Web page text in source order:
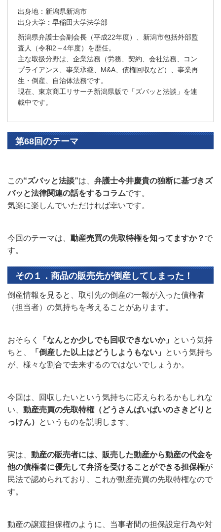
出身地：新潟県新潟市
出身大学：早稲田大学法学部
新潟県弁護士会副会長（平成22年度）、新潟市包括外部監
査人（令和2～4年度）を歴任。
主な取扱分野は、企業法務（労務、契約、会社法務、コン
プライアンス、事業承継、M&A、債権回収など）、事業再
生・倒産、自治体法務です。
現在、東京商工リサーチ新潟県版で「ズバッと法談」を連
載中です。
第68回のテーマ
この“ズバッと法談”は、 弁護士今井慶貴の独断に基づきズ
バッと法律関連の話をするコラムです。
気楽に楽しんでいただければ幸いです。
今回のテーマは、 動産売買の先取特権を知ってますか？ で
す。
その１．商品の販売先が倒産してしまった！
倒産情報を見ると、取引先の倒産の一報が入った債権者
（担当者）の気持ちを考えることがあります。
おそらく 「なんとか少しでも回収できないか」
という気持
ちと、
「倒産した以上はどうしようもない」
という気持ち
が、様々な割合で去来するのではないでしょうか。
今回は、回収したいという気持ちに応えられるかもしれな
い、 動産売買の先取特権（どうさんばいばいのさきどりと
っけん）
というものを説明します。
実は、 動産の販売者には、販売した動産から動産の代金を
他の債権者に優先して弁済を受けることができる担保権が
民法で認められており、これが動産売買の先取特権なので
す。
動産の譲渡担保権のように、当事者間の担保設定行為や対